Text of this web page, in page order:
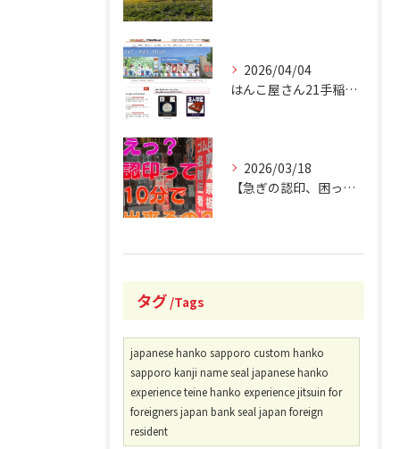
2026/04/04
はんこ屋さん21手稲駅南口店 オフィシャルホームページリニュ...
2026/03/18
【急ぎの認印、困ったことありませんか？】
タグ Tags
japanese hanko sapporo custom hanko
sapporo kanji name seal japanese hanko
experience teine hanko experience jitsuin for
foreigners japan bank seal japan foreign
resident